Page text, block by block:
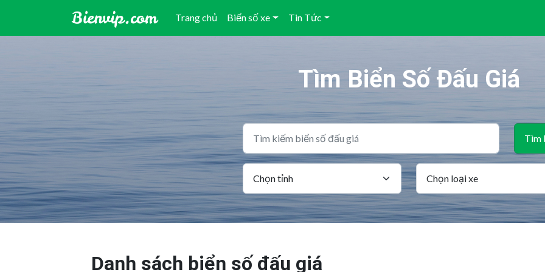
Trang chủ Biển số xe Tin Tức
Tìm Biển Số Đấu Giá
Tìm
Danh sách biển số đấu giá